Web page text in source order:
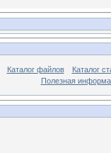
Каталог файлов
Каталог
Полезная